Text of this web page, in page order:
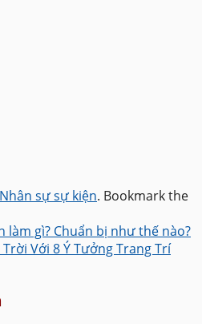
Nhân sự sự kiện. Bookmark the
làm gì? Chuẩn bị như thế nào?
Với 8 Ý Tưởng Trang Trí